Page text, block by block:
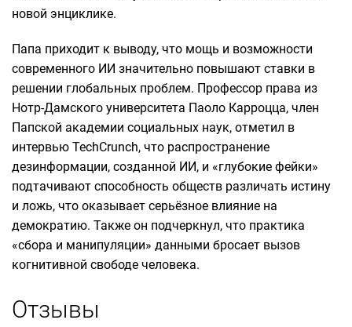
новой энциклике.
Папа приходит к выводу, что мощь и возможности
современного ИИ значительно повышают ставки в
решении глобальных проблем. Профессор права из
Нотр-Дамского университета Паоло Карроцца, член
Папской академии социальных наук, отметил в
интервью TechCrunch, что распространение
дезинформации, созданной ИИ, и «глубокие фейки»
подтачивают способность обществ различать истину
и ложь, что оказывает серьёзное влияние на
демократию. Также он подчеркнул, что практика
«сбора и манипуляции» данными бросает вызов
когнитивной свободе человека.
Отзывы